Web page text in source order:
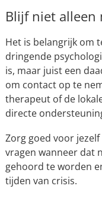
Blijf niet alleen
Het is belangrijk om
dringende
is, maar juist een
om contact op te
therapeut of de
directe
Zorg goed voor
vragen wanneer dat
gehoord te worden
tijden van crisis.